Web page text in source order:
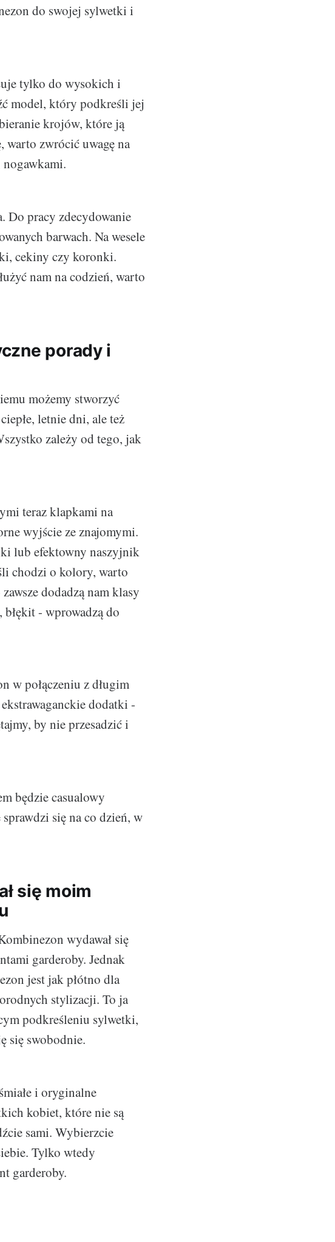
do swojej sylwetki i
tylko do wysokich i
model, który podkreśli jej
krojów, które ją
warto zwrócić uwagę na
Do pracy zdecydowanie
barwach. Na wesele
cekiny czy koronki.
nam na codzień, warto
porady i
możemy stworzyć
letnie dni, ale też
zależy od tego, jak
teraz klapkami na
wyjście ze znajomymi.
lub efektowny naszyjnik
chodzi o kolory, warto
dodadzą nam klasy
- wprowadzą do
w połączeniu z długim
dodatki -
by nie przesadzić i
będzie casualowy
się na co dzień, w
się moim
wydawał się
garderoby. Jednak
jest jak płótno dla
stylizacji. To ja
podkreśleniu sylwetki,
się swobodnie.
i oryginalne
kobiet, które nie są
sami. Wybierzcie
Tylko wtedy
garderoby.